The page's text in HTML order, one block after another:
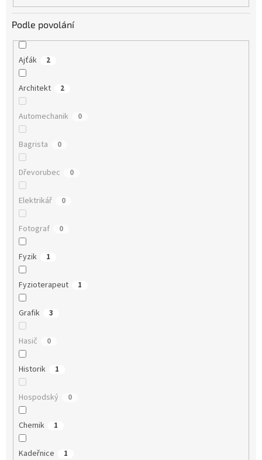
Podle povolání
Ajťák 2
Architekt 2
Automechanik 0
Bagrista 0
Dřevorubec 0
Elektrikář 0
Fotograf 0
Fyzik 1
Fyzioterapeut 1
Grafik 3
Hasič 0
Historik 1
Hospodský 0
Chemik 1
Kadeřnice 1